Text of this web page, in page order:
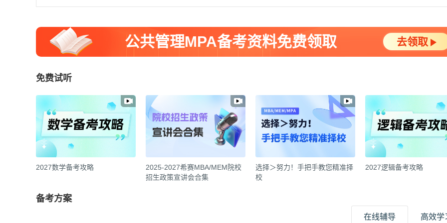
公共管理MPA备考资料免费领取 去领取
免费试听
2027数学备考攻略
2025-2027希赛MBA/MEM院校
招生政策宣讲会合集
选择＞努力！手把手教您精准择
校
2027逻辑备考攻略
备考方案
在线辅导 高效学